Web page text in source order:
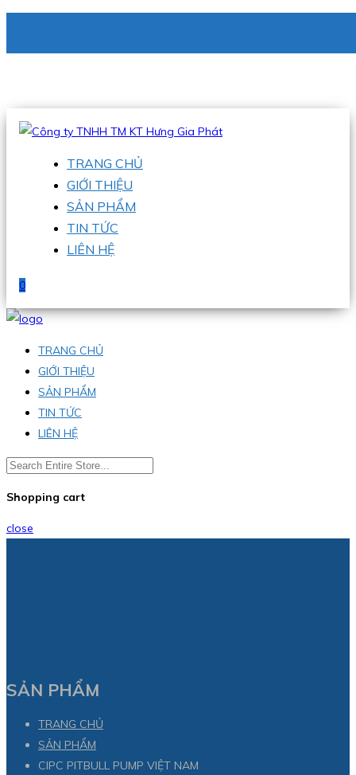
Hotline:0938 336 079
TRANG CHỦ
GIỚI THIỆU
SẢN PHẨM
TIN TỨC
LIÊN HỆ
0
TRANG CHỦ
GIỚI THIỆU
SẢN PHẨM
TIN TỨC
LIÊN HỆ
Shopping cart
close
SẢN PHẨM
TRANG CHỦ
SẢN PHẨM
CIPC PITBULL PUMP VIỆT NAM